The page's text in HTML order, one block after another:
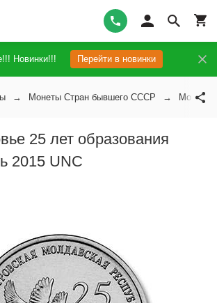
Новинки!!! Перейти в новинки
Монеты Стран бывшего СССР Монеты
25 лет образования
2015 UNC